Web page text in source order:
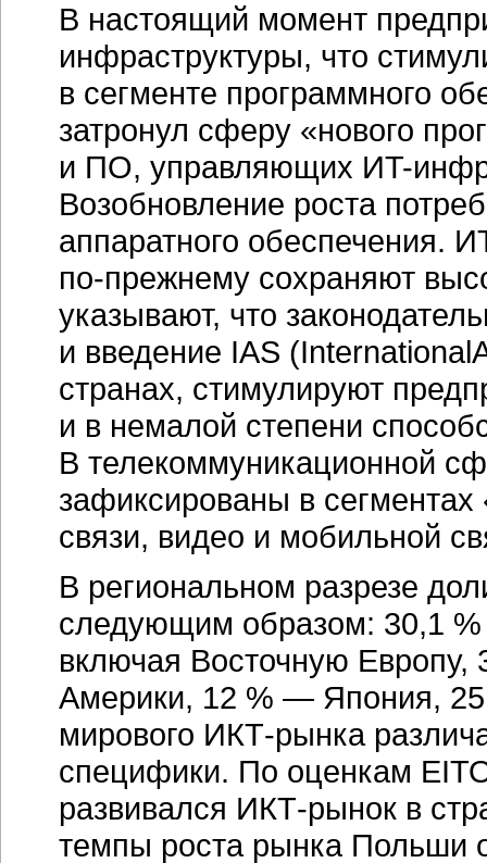
В настоящий момент
инфраструктуры, что
в сегменте программного
затронул сферу «нового
и ПО, управляющих ИT-
Возобновление роста
аппаратного обеспечения.
по-прежнему сохраняют
указывают, что
и введение IAS
странах, стимулируют
и в немалой степени
В телекоммуникационной
зафиксированы в
связи, видео и мобильной
В региональном разрезе
следующим образом: 30,1 %
включая Восточную Европу,
Америки, 12 % — Япония,
мирового ИКТ-рынка
специфики. По оценкам
развивался ИКТ-рынок в
темпы роста рынка Польши